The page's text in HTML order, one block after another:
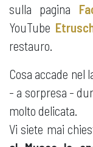
sulla pagina
YouTube
restauro.
Cosa accade nel
- a sorpresa -
molto delicata.
Vi siete mai